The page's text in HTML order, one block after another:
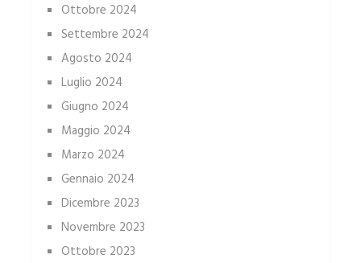
Ottobre 2024
Settembre 2024
Agosto 2024
Luglio 2024
Giugno 2024
Maggio 2024
Marzo 2024
Gennaio 2024
Dicembre 2023
Novembre 2023
Ottobre 2023